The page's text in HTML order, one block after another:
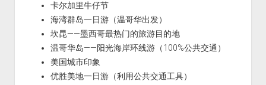
卡尔加里牛仔节
海湾群岛一日游（温哥华出发）
坎昆——墨西哥最热门的旅游目的地
温哥华岛——阳光海岸环线游（100%公共交通）
美国城市印象
优胜美地一日游（利用公共交通工具）